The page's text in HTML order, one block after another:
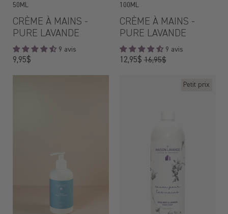
50ML
CRÈME À MAINS -
PURE LAVANDE
9 avis
9,95$Prix
100ML
CRÈME À MAINS -
PURE LAVANDE
9 avis
12,95$Prix
16,95$
Petit prix